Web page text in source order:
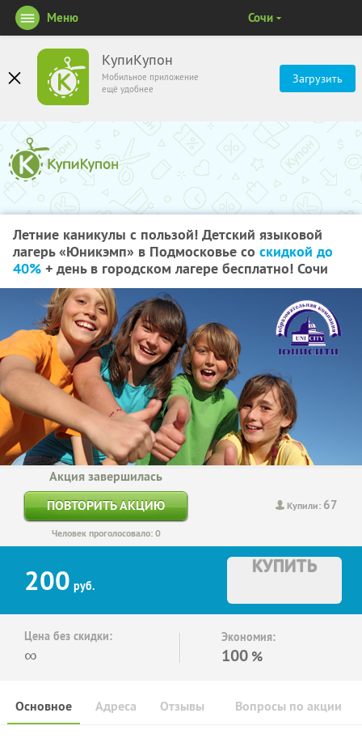
КупиКупон
Мобильное приложение
ещё удобнее
Загрузить
Меню Сочи
Летние каникулы с пользой! Детский языковой
лагерь «Юникэмп» в Подмосковье со скидкой до
40% + день в городском лагере бесплатно! Сочи
Купили: 67
Акция завершилась
ПОВТОРИТЬ АКЦИЮ
Человек проголосовало: 0
200 руб.
КУПИТЬ
Цена без скидки:
∞
Экономия:
100 %
Основное Отзывы Вопросы по акции
Адреса